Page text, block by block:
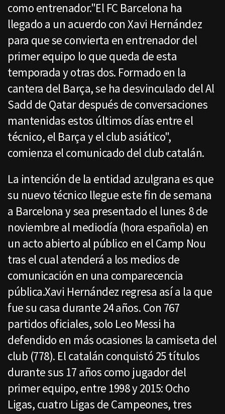
como entrenador."El FC Barcelona ha
llegado a un acuerdo con Xavi Hernández
para que se convierta en entrenador del
primer equipo lo que queda de esta
temporada y otras dos. Formado en la
cantera del Barça, se ha desvinculado del Al
Sadd de Qatar después de conversaciones
mantenidas estos últimos días entre el
técnico, el Barça y el club asiático",
comienza el comunicado del club catalán.
La intención de la entidad azulgrana es que
su nuevo técnico llegue este fin de semana
a Barcelona y sea presentado el lunes 8 de
noviembre al mediodía (hora española) en
un acto abierto al público en el Camp Nou
tras el cual atenderá a los medios de
comunicación en una comparecencia
pública.Xavi Hernández regresa así a la que
fue su casa durante 24 años. Con 767
partidos oficiales, solo Leo Messi ha
defendido en más ocasiones la camiseta del
club (778). El catalán conquistó 25 títulos
durante sus 17 años como jugador del
primer equipo, entre 1998 y 2015: Ocho
Ligas, cuatro Ligas de Campeones, tres